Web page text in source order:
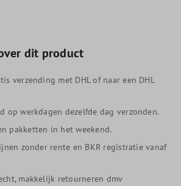
dit product
verzending met DHL of naar een DHL
op werkdagen dezelfde dag verzonden.
pakketten in het weekend.
zonder rente en BKR registratie vanaf
makkelijk retourneren dmv